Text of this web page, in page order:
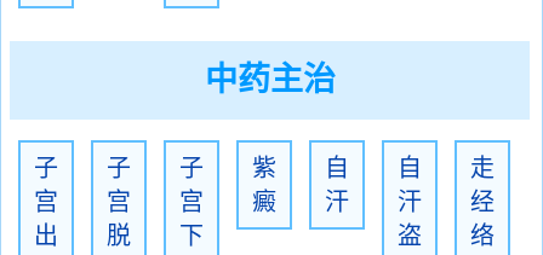
中药主治
子
宫
出
子
宫
脱
子
宫
下
紫
癜
自
汗
自
汗
盗
走
经
络